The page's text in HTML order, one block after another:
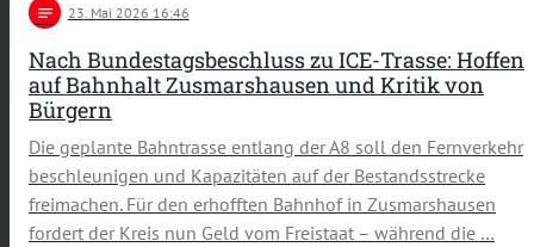
notes 23 . Mai 2026 16:46
Nach Bundestagsbeschluss zu ICE-Trasse: Hoffen
auf Bahnhalt Zusmarshausen und Kritik von
Bürgern
Die geplante Bahntrasse entlang der A8 soll den Fernverkehr
beschleunigen und Kapazitäten auf der Bestandsstrecke
freimachen. Für den erhofften Bahnhof in Zusmarshausen
fordert der Kreis nun Geld vom Freistaat – während die …